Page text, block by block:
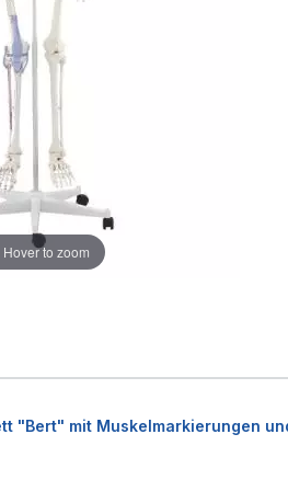
Hover to zoom
"Bert" mit Muskelmarkierungen